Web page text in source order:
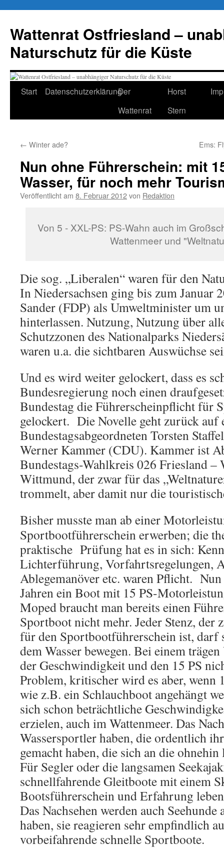
springen
Wattenrat Ostfriesland –
Naturschutz für die Küste
Start DatenschutzerklärungDer
Wattenrat
Horst
Stern
← Winter ade? Ems:
Nun ohne Führerschein: mit
Wasser, für noch mehr
Veröffentlicht am 8. Februar 2012von Redaktion
Von 5 - XXL-PS: PS-Wahn auch im
Wattenmeer und
Die sog. „Liberalen“ waren für den
In Niedersachsen ging bis zum Januar
Sander (FDP) als Umweltminister um
hinterlassen. Nutzung, Nutzung über
Schutzzonen des Nationalparks
waren u.a. die sichtbaren Auswüchse
Und es wird weiter gelockert, dass es
Bundesregierung noch einen
Bundestag die Führerscheinpflicht für
gelockert. Die Novelle geht zurück auf
Bundestagsabgeordneten Torsten
Werner Kammer (CDU). Kammer ist
Bundestags-Wahlkreis 026 Friesland –
Wittmund, der zwar für das
trommelt, aber damit nur die
Bisher musste man ab einer
Sportbootführerschein erwerben; die
praktische Prüfung hat es in sich:
Lichterführung, Vorfahrtsregelungen,
Ablegemanöver etc. waren Pflicht.
Jahren ein Boot mit 15 PS-
Moped braucht man bereits einen
Sportboot nicht mehr. Jeder Stenz, der
für den Sportbootführerschein ist, darf
dem Wasser bewegen. Bei einem
der Geschwindigkeit und den 15 PS
Problem, kritischer wird es aber, wenn
wie z.B. ein Schlauchboot angehängt
sich schon beträchtliche
erzielen, auch im Wattenmeer. Das
Wassersportler haben, die ordentlich
gemacht haben, die sich an die
Für Segler oder die langsamen
schnellfahrende Gleitboote mit einem
Bootsführerschein und Erfahrung
Das Nachsehen werden auch
haben, sie reagieren sehr empfindlich
vorbeifahrende schnelle Sportboote.